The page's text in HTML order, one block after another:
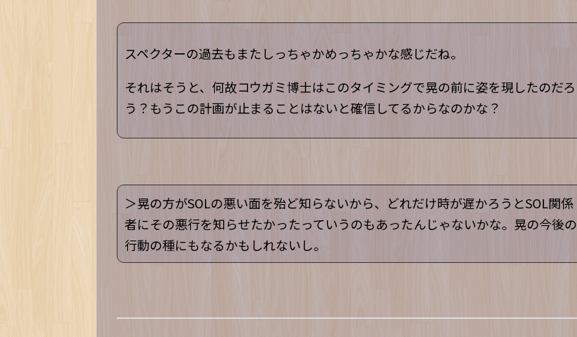
スペクターの過去もまたしっちゃかめっちゃかな感じだね。
それはそうと、何故コウガミ博士はこのタイミングで晃の前に姿を現したのだろ
う？もうこの計画が止まることはないと確信してるからなのかな？
＞晃の方がSOLの悪い面を殆ど知らないから、どれだけ時が遅かろうとSOL関係
者にその悪行を知らせたかったっていうのもあったんじゃないかな。晃の今後の
行動の種にもなるかもしれないし。